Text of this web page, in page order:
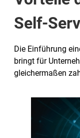
Self-
Die Einführung
bringt für
gleichermaßen